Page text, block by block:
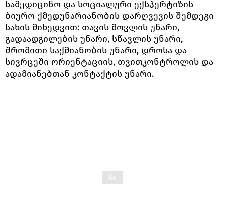
სამედიცინო და სოციალური ექსპერტიზის
ბიურო ქმედუნარიანობის დარღვევის შემდეგი
სახის მიხედვით: თავის მოვლის უნარი,
გადაადგილების უნარი, სწავლის უნარი,
შრომითი საქმიანობის უნარი, დროსა და
სივრცეში ორიენტაციის, თვითკონტროლის და
ადამიანებთან კონტაქტის უნარი.